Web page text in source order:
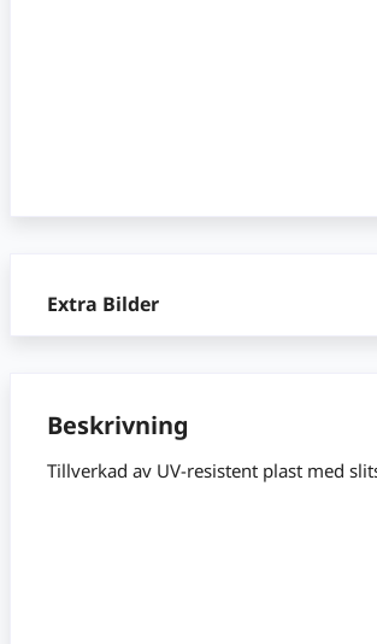
Extra Bilder
Beskrivning
Tillverkad av UV-resistent plast med